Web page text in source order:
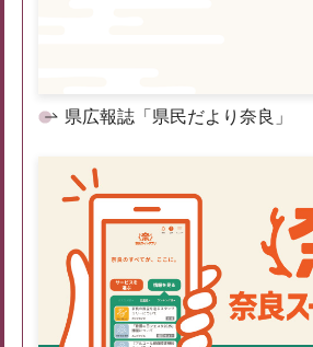
県広報誌「県民だより奈良」